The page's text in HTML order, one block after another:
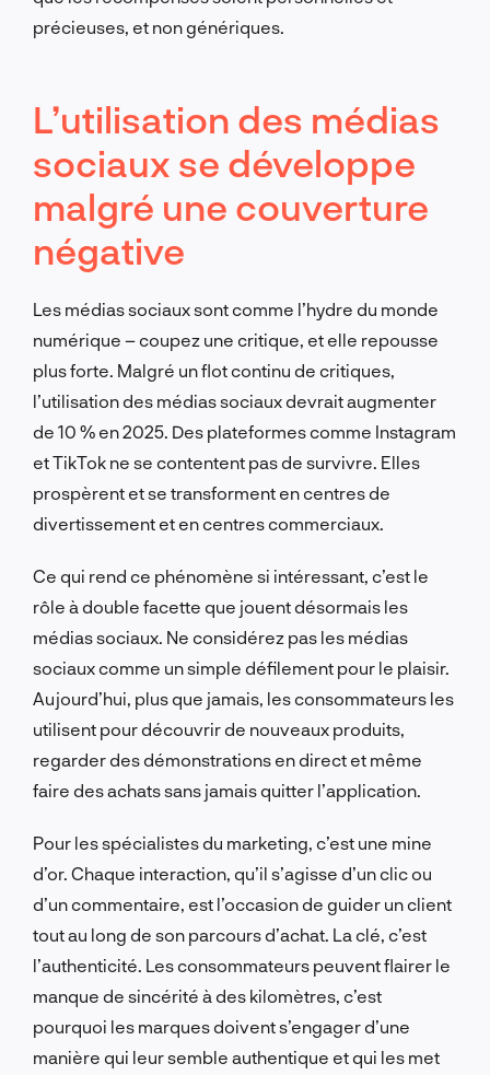
précieuses, et non génériques.
L’utilisation des médias
sociaux se développe
malgré une couverture
négative
Les médias sociaux sont comme l’hydre du monde
numérique – coupez une critique, et elle repousse
plus forte. Malgré un flot continu de critiques,
l’utilisation des médias sociaux devrait augmenter
de 10 % en 2025. Des plateformes comme Instagram
et TikTok ne se contentent pas de survivre. Elles
prospèrent et se transforment en centres de
divertissement et en centres commerciaux.
Ce qui rend ce phénomène si intéressant, c’est le
rôle à double facette que jouent désormais les
médias sociaux. Ne considérez pas les médias
sociaux comme un simple défilement pour le plaisir.
Aujourd’hui, plus que jamais, les consommateurs les
utilisent pour découvrir de nouveaux produits,
regarder des démonstrations en direct et même
faire des achats sans jamais quitter l’application.
Pour les spécialistes du marketing, c’est une mine
d’or. Chaque interaction, qu’il s’agisse d’un clic ou
d’un commentaire, est l’occasion de guider un client
tout au long de son parcours d’achat. La clé, c’est
l’authenticité. Les consommateurs peuvent flairer le
manque de sincérité à des kilomètres, c’est
pourquoi les marques doivent s’engager d’une
manière qui leur semble authentique et qui les met